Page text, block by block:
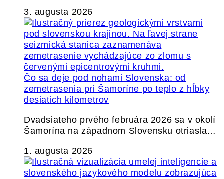
3. augusta 2026
Čo sa deje pod nohami Slovenska: od
zemetrasenia pri Šamoríne po teplo z hĺbky
desiatich kilometrov
Dvadsiateho prvého februára 2026 sa v okolí
Šamorína na západnom Slovensku otriasla…
1. augusta 2026